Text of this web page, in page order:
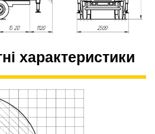
характеристики